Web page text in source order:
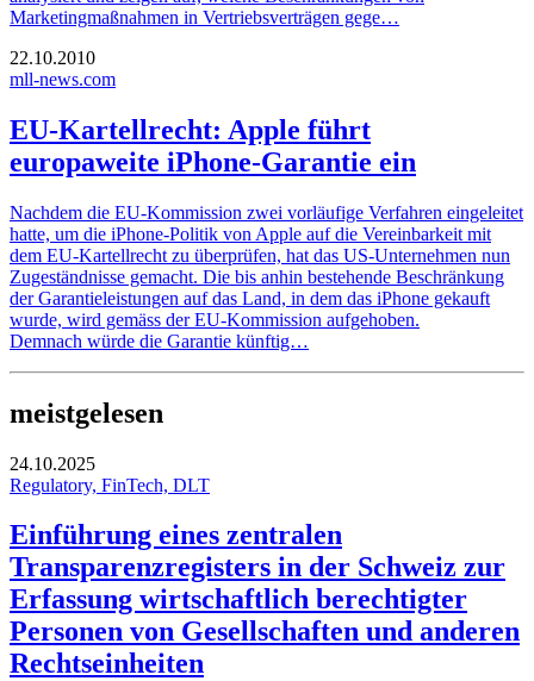
Marketingmaßnahmen in Vertriebsverträgen gege…
22.10.2010
mll-news.com
EU-Kartellrecht: Apple führt
europaweite iPhone-Garantie ein
Nachdem die EU-Kommission zwei vorläufige Verfahren eingeleitet
hatte, um die iPhone-Politik von Apple auf die Vereinbarkeit mit
dem EU-Kartellrecht zu überprüfen, hat das US-Unternehmen nun
Zugeständnisse gemacht. Die bis anhin bestehende Beschränkung
der Garantieleistungen auf das Land, in dem das iPhone gekauft
wurde, wird gemäss der EU-Kommission aufgehoben.
Demnach würde die Garantie künftig…
meistgelesen
24.10.2025
Regulatory, FinTech, DLT
Einführung eines zentralen
Transparenzregisters in der Schweiz zur
Erfassung wirtschaftlich berechtigter
Personen von Gesellschaften und anderen
Rechtseinheiten